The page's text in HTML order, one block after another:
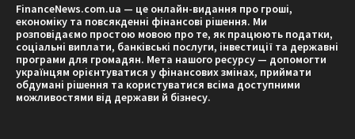
FinanceNews.com.ua — це онлайн-видання про гроші,
економіку та повсякденні фінансові рішення. Ми
розповідаємо простою мовою про те, як працюють податки,
соціальні виплати, банківські послуги, інвестиції та державні
програми для громадян. Мета нашого ресурсу — допомогти
українцям орієнтуватися у фінансових змінах, приймати
обдумані рішення та користуватися всіма доступними
можливостями від держави й бізнесу.